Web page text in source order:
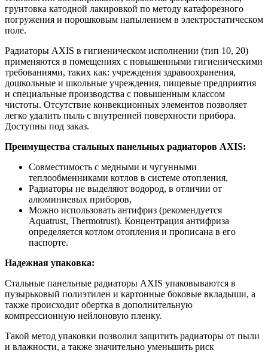
грунтовка катодной лакировкой по методу катафорезного
погружения и порошковым напылением в электростатическом
поле.
Радиаторы AXIS в гигиеническом исполнении (тип 10, 20)
применяются в помещениях с повышенными гигиеническими
требованиями, таких как: учреждения здравоохранения,
дошкольные и школьные учреждения, пищевые предприятия
и специальные производства с повышенным классом
чистоты. Отсутствие конвекционных элементов позволяет
легко удалить пыль с внутренней поверхности прибора.
Доступны под заказ.
Преимущества стальных панельных радиаторов AXIS:
Совместимость с медными и чугунными
теплообменниками котлов в системе отопления,
Радиаторы не выделяют водород, в отличии от
алюминиевых приборов,
Можно использовать антифриз (рекомендуется
Aquatrust, Thermotrust). Концентрация антифриза
определяется котлом отопления и прописана в его
паспорте.
Надежная упаковка:
Стальные панельные радиаторы AXIS упаковываются в
пузырьковый полиэтилен и картонные боковые вкладыши, а
также происходит обертка в дополнительную
компрессионную нейлоновую пленку.
Такой метод упаковки позволил защитить радиаторы от пыли
и влажности, а также значительно уменьшить риск